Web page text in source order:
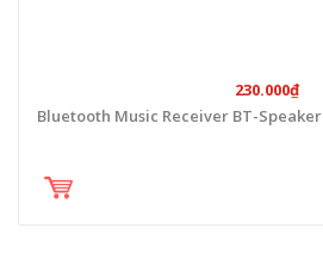
230.000₫
Bluetooth Music Receiver BT-Speaker